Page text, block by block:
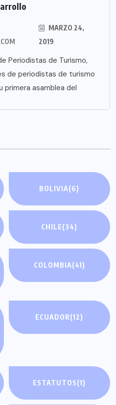
MARZO 24,
2019
Periodistas de Turismo,
de periodistas de turismo
primera asamblea del
BOLIVIA(6)
CHILE(34)
COLOMBIA(41)
ECUADOR(12)
ESTATUTOS(1)